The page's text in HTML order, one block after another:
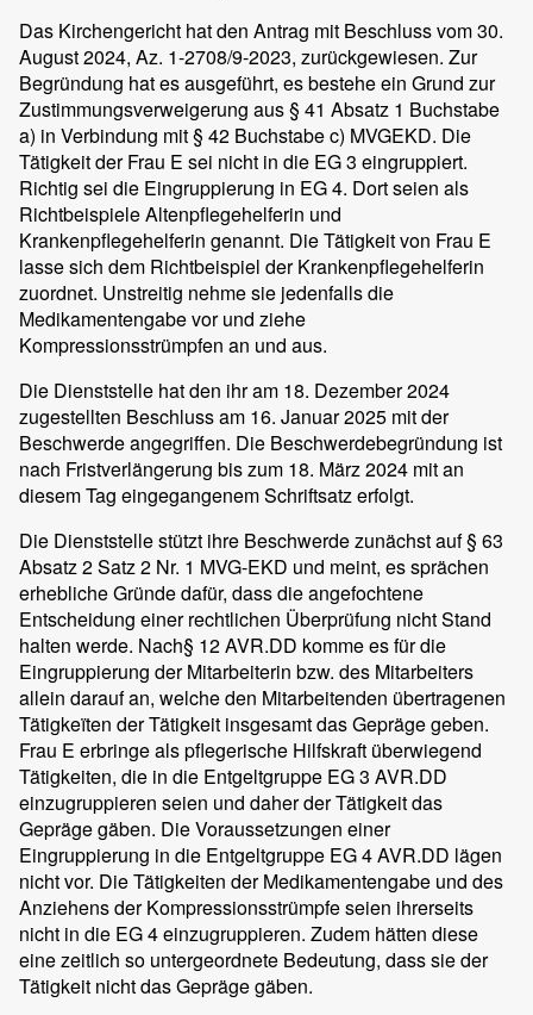
Das Kirchengericht hat den Antrag mit Beschluss vom 30.
August 2024, Az. 1-2708/9-2023, zurückgewiesen. Zur
Begründung hat es ausgeführt, es bestehe ein Grund zur
Zustimmungsverweigerung aus § 41 Absatz 1 Buchstabe
a) in Verbindung mit § 42 Buchstabe c) MVGEKD. Die
Tätigkeit der Frau E sei nicht in die EG 3 eingruppiert.
Richtig sei die Eingruppierung in EG 4. Dort seien als
Richtbeispiele Altenpflegehelferin und
Krankenpflegehelferin genannt. Die Tätigkeit von Frau E
lasse sich dem Richtbeispiel der Krankenpflegehelferin
zuordnet. Unstreitig nehme sie jedenfalls die
Medikamentengabe vor und ziehe
Kompressionsstrümpfen an und aus.
Die Dienststelle hat den ihr am 18. Dezember 2024
zugestellten Beschluss am 16. Januar 2025 mit der
Beschwerde angegriffen. Die Beschwerdebegründung ist
nach Fristverlängerung bis zum 18. März 2024 mit an
diesem Tag eingegangenem Schriftsatz erfolgt.
Die Dienststelle stützt ihre Beschwerde zunächst auf § 63
Absatz 2 Satz 2 Nr. 1 MVG-EKD und meint, es sprächen
erhebliche Gründe dafür, dass die angefochtene
Entscheidung einer rechtlichen Überprüfung nicht Stand
halten werde. Nach§ 12 AVR.DD komme es für die
Eingruppierung der Mitarbeiterin bzw. des Mitarbeiters
allein darauf an, welche den Mitarbeitenden übertragenen
Tätigkeïten der Tätigkeit insgesamt das Gepräge geben.
Frau E erbringe als pflegerische Hilfskraft überwiegend
Tätigkeiten, die in die Entgeltgruppe EG 3 AVR.DD
einzugruppieren seien und daher der Tätigkeit das
Gepräge gäben. Die Voraussetzungen einer
Eingruppierung in die Entgeltgruppe EG 4 AVR.DD lägen
nicht vor. Die Tätigkeiten der Medikamentengabe und des
Anziehens der Kompressionsstrümpfe seien ihrerseits
nicht in die EG 4 einzugruppieren. Zudem hätten diese
eine zeitlich so untergeordnete Bedeutung, dass sie der
Tätigkeit nicht das Gepräge gäben.